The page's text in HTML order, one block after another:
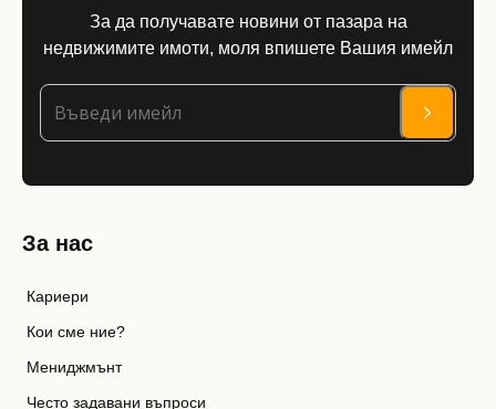
За да получавате новини от пазара на
недвижимите имоти, моля впишете Вашия имейл
За нас
Кариери
Кои сме ние?
Мениджмънт
Често задавани въпроси